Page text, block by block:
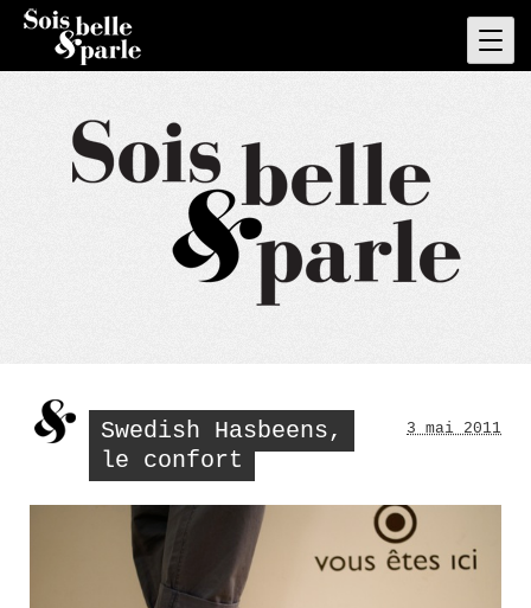
Skip
content
Swedish Hasbeens,
le confort
3 mai 2011